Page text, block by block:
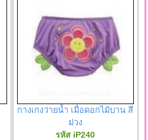
กางเกงว่ายน้ำ เมื่อดอกไม้บาน สี
ม่วง
รหัส iP240